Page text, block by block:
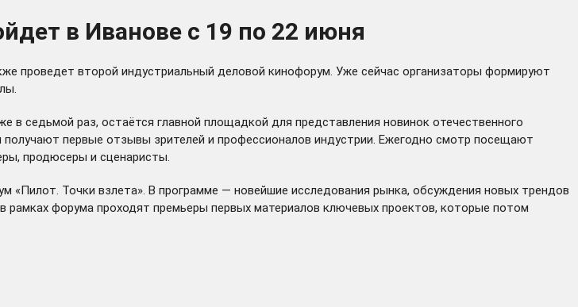
в Иванове с 19 по 22 июня
проведет второй индустриальный деловой кинофорум. Уже сейчас организаторы формируют
седьмой раз, остаётся главной площадкой для представления новинок отечественного
первые отзывы зрителей и профессионалов индустрии. Ежегодно смотр посещают
продюсеры и сценаристы.
Точки взлета». В программе — новейшие исследования рынка, обсуждения новых трендов
форума проходят премьеры первых материалов ключевых проектов, которые потом